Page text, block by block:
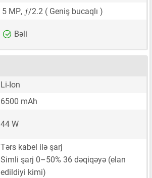
5 MP, ƒ/2.2 ( Geniş bucaqlı )
Bəli
Li-Ion
6500 mAh
44 W
Tərs kabel ilə şarj
Simli şarj 0–50% 36 dəqiqəyə (elan
edildiyi kimi)